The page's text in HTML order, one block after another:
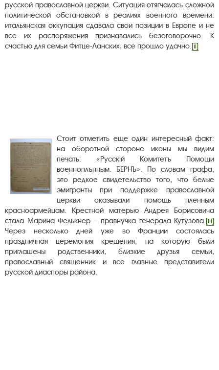
русской православной церкви. Ситуация отягчалась сложной
политической обстановкой в реалиях военного времени:
итальянская оккупация сдавала свои позиции в Европе и не
все их распоряжения признавались безоговорочно. К
счастью для семьи Фитце-Ланских, все прошло удачно.[ii]
Стоит отметить еще один интересный факт:
на оборотной стороне иконы мы видим
печать: «Русскiй Комитетъ Помощи
военноплънным. БЕРНЪ». По словам графа,
это редкое свидетельство того, что белые
эмигранты при поддержке православной
церкви оказывали помощь пленным
красноармейцам. Крестной матерью Андрея Борисовича
стала Марина Фелькнер – правнучка генерала Кутузова.[iii]
Через несколько дней уже во Франции состоялась
праздничная церемония крещения, на которую были
приглашены родственники, близкие друзья семьи,
православный священник и все главные представители
русской диаспоры района.